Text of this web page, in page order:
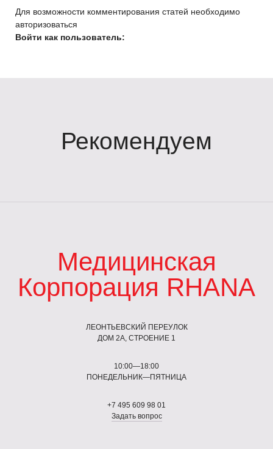
Для возможности комментирования статей необходимо
авторизоваться
Войти как пользователь:
Рекомендуем
Медицинская
Корпорация RHANA
ЛЕОНТЬЕВСКИЙ ПЕРЕУЛОК
ДОМ 2А, СТРОЕНИЕ 1
10:00—18:00
ПОНЕДЕЛЬНИК—ПЯТНИЦА
+7 495 609 98 01
Задать вопрос